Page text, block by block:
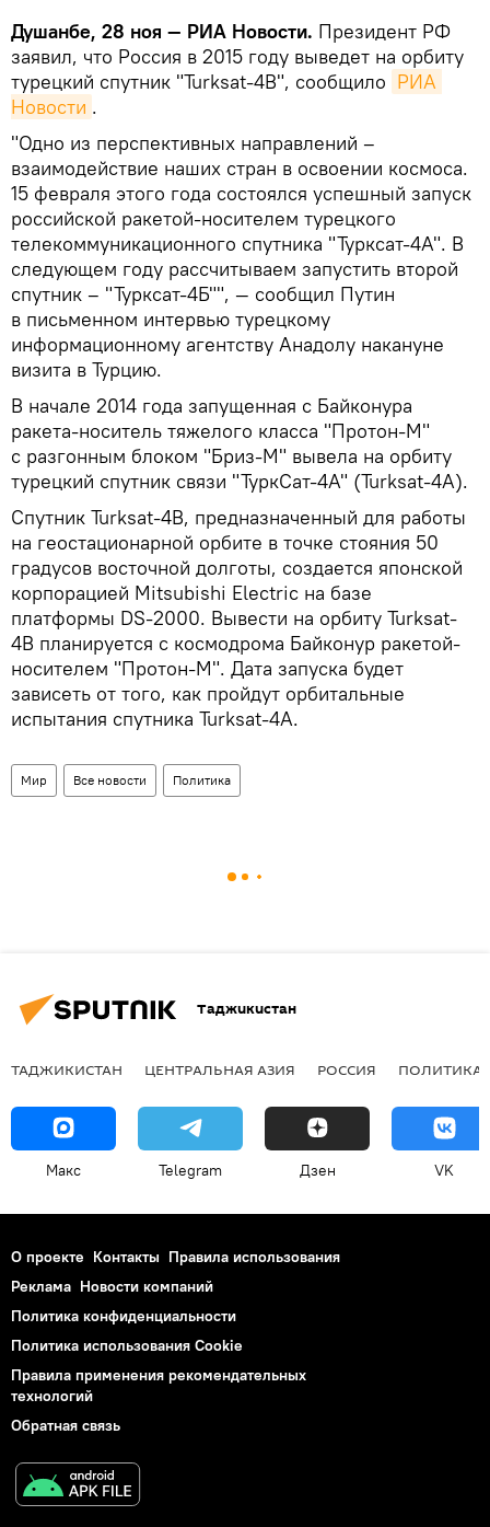
Душанбе, 28 ноя — РИА Новости. Президент РФ
заявил, что Россия в 2015 году выведет на орбиту
турецкий спутник "Turksat-4В", сообщило РИА
Новости .
"Одно из перспективных направлений –
взаимодействие наших стран в освоении космоса.
15 февраля этого года состоялся успешный запуск
российской ракетой-носителем турецкого
телекоммуникационного спутника "Турксат-4А". В
следующем году рассчитываем запустить второй
спутник – "Турксат-4Б"", — сообщил Путин
в письменном интервью турецкому
информационному агентству Анадолу накануне
визита в Турцию.
В начале 2014 года запущенная с Байконура
ракета-носитель тяжелого класса "Протон-М"
с разгонным блоком "Бриз-М" вывела на орбиту
турецкий спутник связи "ТуркСат-4А" (Turksat-4А).
Спутник Turksat-4В, предназначенный для работы
на геостационарной орбите в точке стояния 50
градусов восточной долготы, создается японской
корпорацией Mitsubishi Electric на базе
платформы DS-2000. Вывести на орбиту Turksat-
4В планируется с космодрома Байконур ракетой-
носителем "Протон-М". Дата запуска будет
зависеть от того, как пройдут орбитальные
испытания спутника Turksat-4А.
Мир Все новости Политика
Таджикистан
ТАДЖИКИСТАН ЦЕНТРАЛЬНАЯ АЗИЯ РОССИЯ ПОЛИТИКА
Макс Telegram Дзен VK
О проекте Контакты Правила использования
Реклама Новости компаний
Политика конфиденциальности
Политика использования Cookie
Правила применения рекомендательных
технологий
Обратная связь